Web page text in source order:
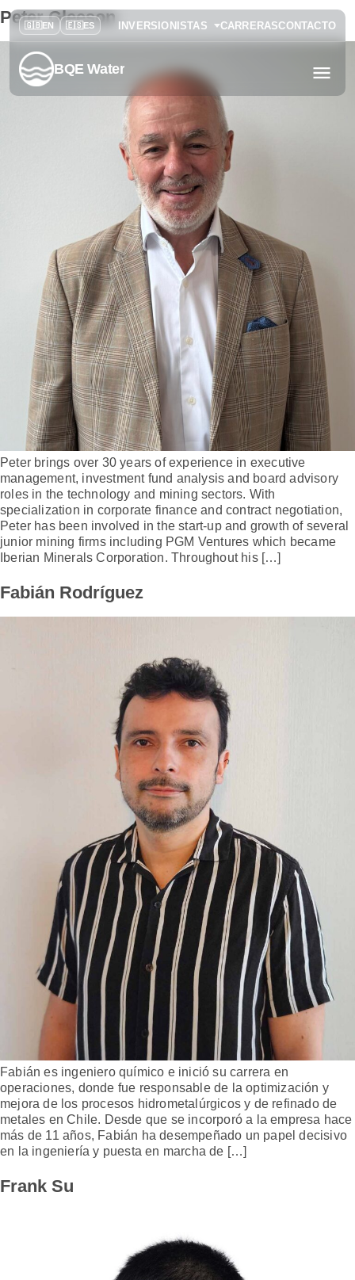
INVERSIONISTAS CARRERASCONTACTO
BQE Water
Peter Gleeson
Peter brings over 30 years of experience in executive
management, investment fund analysis and board advisory
roles in the technology and mining sectors. With
specialization in corporate finance and contract negotiation,
Peter has been involved in the start-up and growth of several
junior mining firms including PGM Ventures which became
Iberian Minerals Corporation. Throughout his […]
Fabián Rodríguez
Fabián es ingeniero químico e inició su carrera en
operaciones, donde fue responsable de la optimización y
mejora de los procesos hidrometalúrgicos y de refinado de
metales en Chile. Desde que se incorporó a la empresa hace
más de 11 años, Fabián ha desempeñado un papel decisivo
en la ingeniería y puesta en marcha de […]
Frank Su